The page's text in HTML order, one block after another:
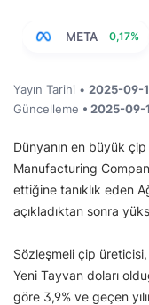
META 0,17%
Yayın Tarihi • 2025-09-
Güncelleme • 2025-09-
Dünyanın en büyük
Manufacturing
ettiğine tanıklık eden
açıkladıktan sonra
Sözleşmeli çip
Yeni Tayvan doları
göre 3,9% ve geçen